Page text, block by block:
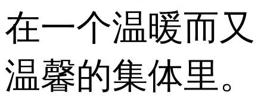
在一个温暖而又
温馨的集体里。